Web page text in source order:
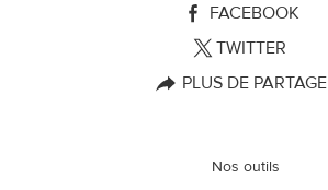
FACEBOOK
TWITTER
PLUS DE PARTAGE
Nos outils